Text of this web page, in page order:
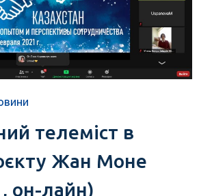
телеміст в
Жан Моне
он-лайн)